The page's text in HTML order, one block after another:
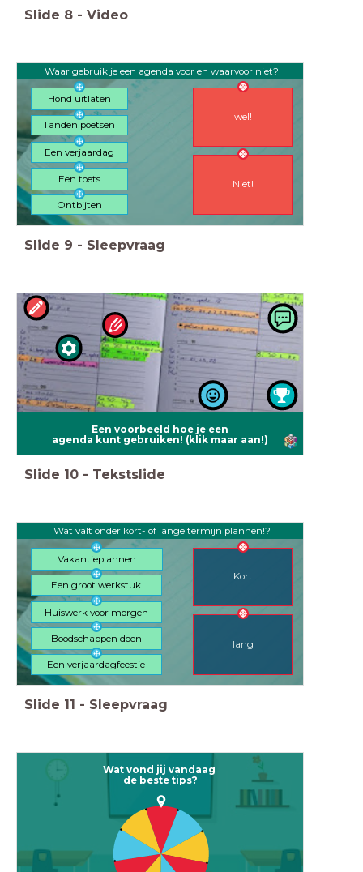
Slide 8 - Video
Waar gebruik je een agenda voor en waarvoor niet?
wel!
Niet!
Hond uitlaten
Tanden poetsen
Een verjaardag
Een toets
Ontbijten
Slide 9 - Sleepvraag
Een voorbeeld hoe je een
agenda kunt gebruiken! (klik maar aan!)
Slide 10 - Tekstslide
Wat valt onder kort- of lange termijn plannen!?
Kort
lang
Vakantieplannen
Een groot werkstuk
Huiswerk voor morgen
Boodschappen doen
Een verjaardagfeestje
Slide 11 - Sleepvraag
Wat vond jij vandaag
de beste tips?